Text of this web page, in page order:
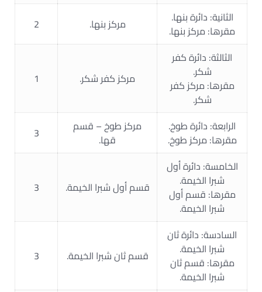
الثانية: دائرة بنها.
مقرها: مركز بنها.
مركز بنها.
2
الثالثة: دائرة كفر
شكر.
مقرها: مركز كفر
شكر.
مركز كفر شكر. 1
الرابعة: دائرة طوخ.
مقرها: مركز طوخ.
مركز طوخ – قسم
قها.
3
الخامسة: دائرة أول
شبرا الخيمة.
مقرها: قسم أول
شبرا الخيمة.
قسم أول شبرا الخيمة. 3
السادسة: دائرة ثان
شبرا الخيمة.
مقرها: قسم ثان
شبرا الخيمة.
قسم ثان شبرا الخيمة. 3